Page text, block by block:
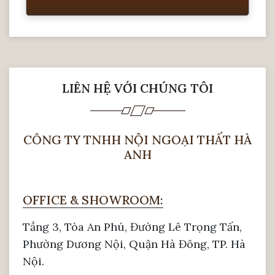
Bàn thờ nên được chọn lựa những sản phẩm
từ gỗ tự nhiên có độ bền và khả năng chống
mối mọt, thích nghi thời tiết có độ ẩm cao
như ở Việt Nam. Ngoài ra gỗ tự nhiên có
LIÊN HỆ VỚI CHÚNG TÔI
CÔNG TY TNHH NỘI NGOẠI THẤT HÀ
ANH
OFFICE & SHOWROOM:
Tầng 3, Tòa An Phú, Đường Lê Trọng Tấn,
Phường Dương Nội, Quận Hà Đông, TP. Hà
Nội.